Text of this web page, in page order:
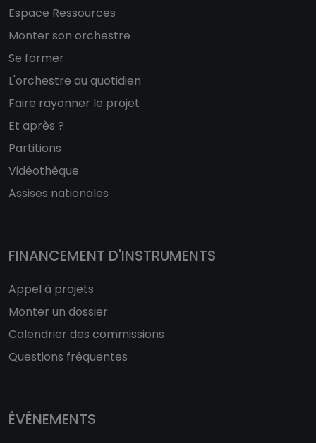
Espace Ressources
Monter son orchestre
Se former
L'orchestre au quotidien
Faire rayonner le projet
Et après ?
Partitions
Vidéothèque
Assises nationales
FINANCEMENT D'INSTRUMENTS
Appel à projets
Monter un dossier
Calendrier des commissions
Questions fréquentes
ÉVÉNEMENTS